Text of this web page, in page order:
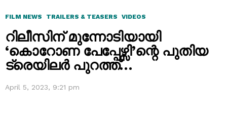
FILM NEWS TRAILERS & TEASERS VIDEOS
റിലീസിന് മുന്നോടിയായി
‘കൊറോണ പേപ്പേഴ്സി’ന്റെ പുതിയ
ട്രെയിലർ പുറത്ത്…
April 5, 2023, 9:21 pm